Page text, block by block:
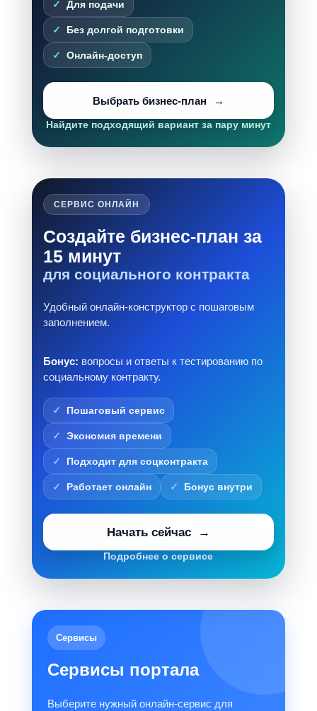
Для подачи
Без долгой подготовки
Онлайн-доступ
Выбрать бизнес-план
Найдите подходящий вариант за пару минут
СЕРВИС ОНЛАЙН
Создайте бизнес-план за
15 минут
для социального контракта
Удобный онлайн-конструктор с пошаговым
заполнением.
Бонус: вопросы и ответы к тестированию по
социальному контракту.
Пошаговый сервис
Экономия времени
Подходит для соцконтракта
Работает онлайн Бонус внутри
Начать сейчас
Подробнее о сервисе
Сервисы
Сервисы портала
Выберите нужный онлайн-сервис для